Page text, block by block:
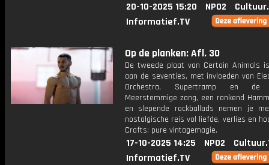
20-10-2025 15:20 NPO2
Informatief.TV
Op de planken: Afl. 30
De tweede plaat van Certain Animals
aan de seventies, met invloeden van
Orchestra, Supertramp en de
Meerstemmige zang, een ronkend
en slepende rockballads nemen je
nostalgische reis vol liefde, verlies en
Crafts: pure vintagemagie.
17-10-2025 14:25 NPO2
Informatief.TV